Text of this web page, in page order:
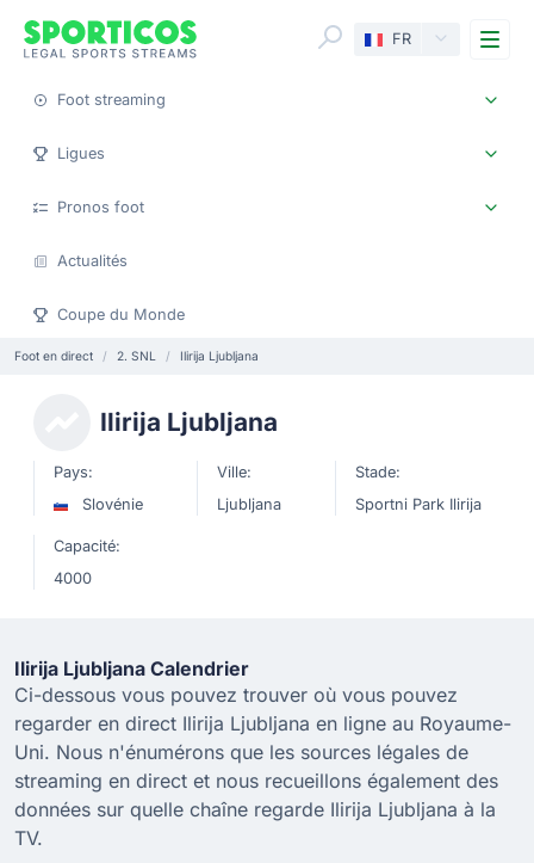
FR
Foot streaming
Ligues
Pronos foot
Actualités
Coupe du Monde
Foot en direct 2. SNL Ilirija Ljubljana
Ilirija Ljubljana
Pays:
Slovénie
Ville:
Ljubljana
Stade:
Sportni Park Ilirija
Capacité:
4000
Ilirija Ljubljana Calendrier
Ci-dessous vous pouvez trouver où vous pouvez
regarder en direct Ilirija Ljubljana en ligne au Royaume-
Uni. Nous n'énumérons que les sources légales de
streaming en direct et nous recueillons également des
données sur quelle chaîne regarde Ilirija Ljubljana à la
TV.